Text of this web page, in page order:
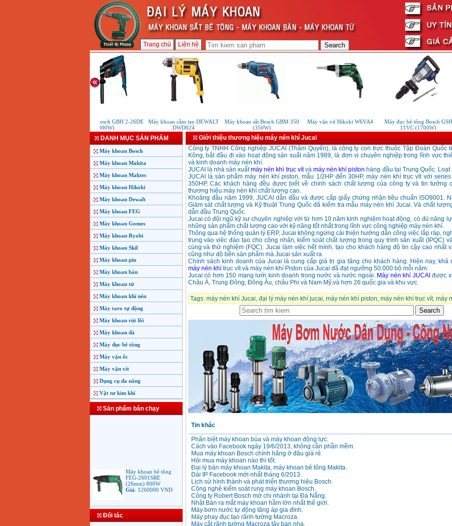
Trang chủ Liên hệ
Máy Khoan Bosch GBH 2-26DE
(800W)
Máy khoan cầm tay DEWALT
DWD024
Máy khoan sắt Bosch GBM 350
(350W)
Máy vặn vít Hikoki W6VA4
Máy đục bê tông Bosch GSH
11VC (1700W)
DANH MỤC SẢN PHẨM
Máy khoan Bosch
Máy khoan Makita
Máy khoan Maktec
Máy khoan Hikoki
Máy khoan Dewalt
Máy khoan FEG
Máy khoan Gomes
Máy khoan Ryobi
Máy khoan Skil
Máy khoan pin
Máy khoan bàn
Máy khoan từ
Máy khoan khí nén
Máy taro tự động
Máy khoan rút lõi
Máy khoan đá
Máy đục bê tông
Máy vặn ốc
Máy vặn vít
Dụng cụ đa năng
Vật tư kim khí
Sản phẩm bán chạy
Máy khoan bê tông
FEG-2601SRE
(26mm) 800W
Giá:1260000VND
Giá:330000VND
Đối tác
Giới thiệu thương hiệu máy nén khí Jucai
Công ty TNHH Công nghiệp JUCAI (Thâm Quyến), là công ty con trực thuộc Tập Đoàn Quốc
Kông, bắt đầu đi vào hoạt động sản xuất năm 1989, là đơn vị chuyên nghiệp trong lĩnh vực
và kinh doanh máy nén khí.
JUCAI là nhà sản xuấtmáy nén khí trục vítvà máy nén khí piston hàng đầu tại Trung Quốc.
JUCAI là sản phẩm máy nén khí piston, mẫu 1/2HP đến 30HP, máy nén khí trục vít với
350HP. Các khách hàng đều được biết về chính sách chất lượng của công ty và tin tưởng
thương hiệu máy nén khí chất lượng cao.
Khoảng đầu năm 1999, JUCAI dẫn đầu và được cấp giấy chứng nhận tiêu chuẩn ISO9001.
Giám sát chất lượng và Kỹ thuật Trung Quốc đã kiểm tra mẫu máy nén khí Jucai. Và chất
dẫn đầu Trung Quốc.
Jucai có đội ngũ kỹ sư chuyên nghiệp với từ hơn 10 năm kinh nghiệm hoạt động, có đủ năng
những sản phẩm chất lượng cao với kỹ năng tốt nhất trong lĩnh vực công nghiệp máy nén khí.
Thông qua hệ thống quản lý ERP, Jucai không ngừng cải thiện hướng dẫn công việc lắp ráp,
trung vào việc đào tạo cho công nhân, kiểm soát chất lượng trong quy trình sản xuất (IPQC)
cùng và thử nghiệm (FQC). Jucai làm việc hết mình, tạo cho khách hàng độ tin cậy cao nhất
cũng như độ bền sản phẩm mà Jucai sản xuất ra.
Chính sách kinh doanh của Jucai là cung cấp giá trị gia tăng cho khách hàng. Hiện nay, khả
máy nén khítrục vít và máy nén khí Piston của Jucai đã đạt ngưỡng 50.000 bộ mỗi năm.
Jucai có hơn 150 mạng lưới kinh doanh trong nước và nước ngoài. Máy nén khí JUCAI được
Châu Á, Trung Đông, Đông Âu, châu Phi và Nam Mỹ,và hơn 26 quốc gia và khu vực.
Tags: máy nén khí Jucai, đại lý máy nén khí jucai, máy nén khí piston, máy nén khí trục vít, máy
Tin khác
Phân biệt máy khoan búa và máy khoan động lực.
Cách vào Facebook ngày 19/6/2013, không cần phần mềm.
Mua máy khoan Bosch chính hãng ở đâu giá rẻ.
Hỏi mua máy khoan nào thì tốt.
Đại lý bán máy khoan Makita, máy khoan bê tông Makita.
Dải IP Facebook mới nhất tháng 6/2013.
Lịch sử hình thành và phát triển thương hiệu Bosch.
Công nghệ kiểm soát rung máy khoan Bosch.
Công ty Robert Bosch mở chi nhánh tại Đà Nẵng.
Nhật Bản ra mắt máy khoan hầm lớn nhất thế giới.
Máy bơm nước tự động tăng áp gia đình.
Máy phay đục tạo rãnh tường Macroza.
Máy cắt rãnh tường Macroza tây ban nha.